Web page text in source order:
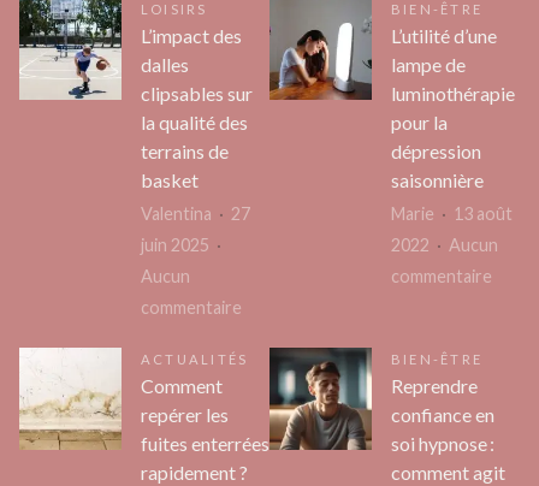
déroule
premier
rendez-
un
tous
les
se
valent
pas
l’analyse
Les
Corses
LOISIRS
L’impact des
dalles
clipsables sur
la qualité des
terrains de
basket
Valentina
27
juin 2025
Aucun
commentaire
des
dalles
clipsables
sur
BIEN-ÊTRE
L’utilité d’une
lampe de
luminothérapie
pour la
dépression
saisonnière
Marie
13 août
2022
Aucun
commentaire
pour
ACTUALITÉS
Comment
repérer les
fuites enterrées
rapidement ?
BIEN-ÊTRE
Reprendre
confiance en
soi hypnose :
comment agit